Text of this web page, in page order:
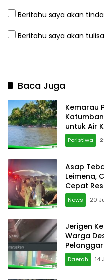
Beritahu saya akan
Beritahu saya akan
Baca Juga
Kemarau
untuk Air
Peristiwa
Asap
Leimena,
Cepat
News 20
Jerigen
Warga
Daerah 14